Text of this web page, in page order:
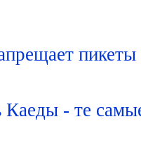
- те